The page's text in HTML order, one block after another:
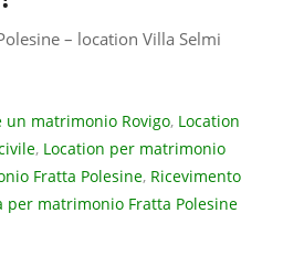
– location Villa Selmi
un matrimonio Rovigo, Location
, Location per matrimonio
Fratta Polesine, Ricevimento
per matrimonio Fratta Polesine